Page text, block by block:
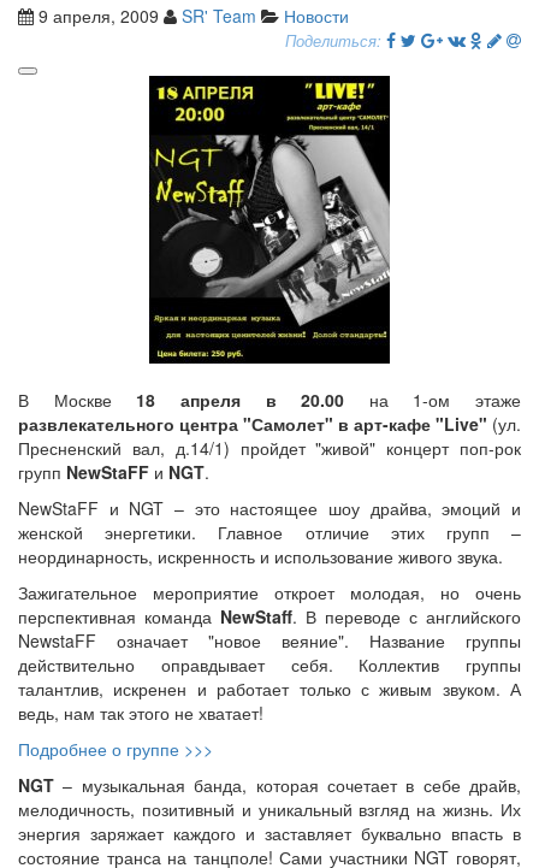
9 апреля, 2009 SR' Team Новости
Поделиться:
В Москве 18 апреля в 20.00 на 1-ом этаже
развлекательного центра "Самолет" в арт-кафе "Live" (ул.
Пресненский вал, д.14/1) пройдет "живой" концерт поп-рок
групп NewStaFF и NGT.
NewStaFF и NGT – это настоящее шоу драйва, эмоций и
женской энергетики. Главное отличие этих групп –
неординарность, искренность и использование живого звука.
Зажигательное мероприятие откроет молодая, но очень
перспективная команда NewStaff. В переводе с английского
NewstaFF означает "новое веяние". Название группы
действительно оправдывает себя. Коллектив группы
талантлив, искренен и работает только с живым звуком. А
ведь, нам так этого не хватает!
Подробнее о группе >>>
NGT – музыкальная банда, которая сочетает в себе драйв,
мелодичность, позитивный и уникальный взгляд на жизнь. Их
энергия заряжает каждого и заставляет буквально впасть в
состояние транса на танцполе! Сами участники NGT говорят,